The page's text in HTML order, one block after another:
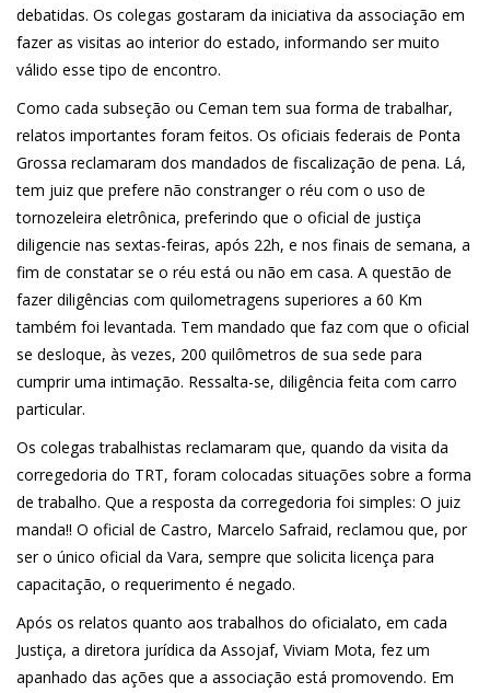
debatidas. Os colegas gostaram da iniciativa da associação em
fazer as visitas ao interior do estado, informando ser muito
válido esse tipo de encontro.
Como cada subseção ou Ceman tem sua forma de trabalhar,
relatos importantes foram feitos. Os oficiais federais de Ponta
Grossa reclamaram dos mandados de fiscalização de pena. Lá,
tem juiz que prefere não constranger o réu com o uso de
tornozeleira eletrônica, preferindo que o oficial de justiça
diligencie nas sextas-feiras, após 22h, e nos finais de semana, a
fim de constatar se o réu está ou não em casa. A questão de
fazer diligências com quilometragens superiores a 60 Km
também foi levantada. Tem mandado que faz com que o oficial
se desloque, às vezes, 200 quilômetros de sua sede para
cumprir uma intimação. Ressalta-se, diligência feita com carro
particular.
Os colegas trabalhistas reclamaram que, quando da visita da
corregedoria do TRT, foram colocadas situações sobre a forma
de trabalho. Que a resposta da corregedoria foi simples: O juiz
manda!! O oficial de Castro, Marcelo Safraid, reclamou que, por
ser o único oficial da Vara, sempre que solicita licença para
capacitação, o requerimento é negado.
Após os relatos quanto aos trabalhos do oficialato, em cada
Justiça, a diretora jurídica da Assojaf, Viviam Mota, fez um
apanhado das ações que a associação está promovendo. Em